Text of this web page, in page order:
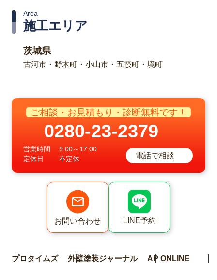
施工エリア
Area
茨城県
古河市・野木町・小山市・五霞町・境町
ご相談・お見積もり・診断無料です！
0280-23-2379
営業時間
9:00～17:00
定休日
不定休 電話で相談
お問い合わせ LINE予約
プロタイムズ 外壁塗装ジャーナル AP ONLINE